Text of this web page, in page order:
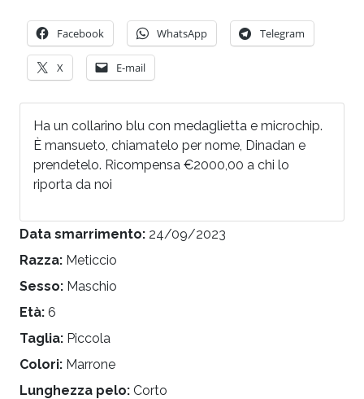
Facebook WhatsApp Telegram
X E-mail
Ha un collarino blu con medaglietta e microchip.
È mansueto, chiamatelo per nome, Dinadan e
prendetelo. Ricompensa €2000,00 a chi lo
riporta da noi
Data smarrimento: 24/09/2023
Razza: Meticcio
Sesso: Maschio
Età: 6
Taglia: Piccola
Colori: Marrone
Lunghezza pelo: Corto